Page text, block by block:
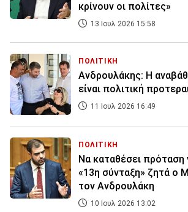
κρίνουν οι πολίτες»
13 Ιουλ 2026 15:58
ΠΟΛΙΤΙΚΗ
Ανδρουλάκης: Η
είναι πολιτική
11 Ιουλ 2026 16:49
ΠΟΛΙΤΙΚΗ
Να καταθέσει πρόταση
«13η σύνταξη» ζητά ο
τον Ανδρουλάκη
10 Ιουλ 2026 13:02